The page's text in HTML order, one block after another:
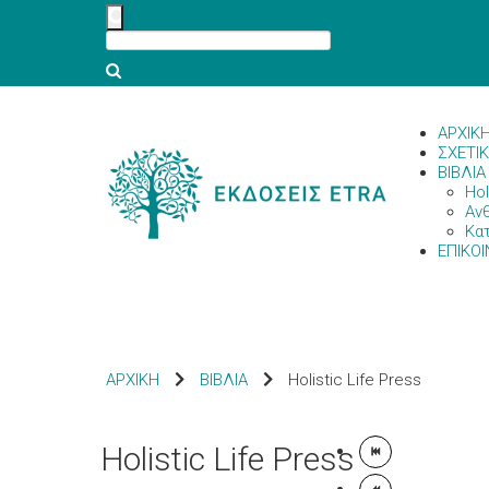
ΒΙΒΛΙΑ
ΑΡΧΙΚΗ ΒΙΒΛΙΑ Holistic Life Press
Holistic Life Press